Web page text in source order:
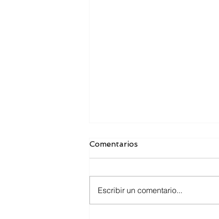
Comentarios
Escribir un comentario...